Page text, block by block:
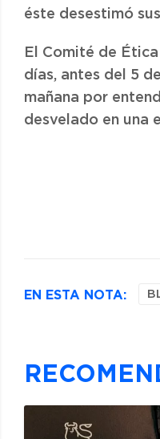
éste desestimó
El Comité de
días, antes del 5
mañana por
desvelado en una
EN ESTA NOTA: